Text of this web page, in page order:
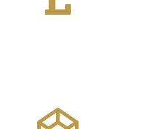
Daha fazlasını bul